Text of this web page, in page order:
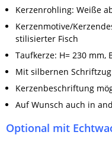
Kerzenrohling: Weiße
Kerzenmotive/
stilisierter Fisch
Taufkerze: H= 230 mm,
Mit silbernen
Kerzenbeschriftung
Auf Wunsch auch in
Optional mit